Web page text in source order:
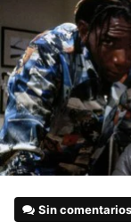
Sin comentarios